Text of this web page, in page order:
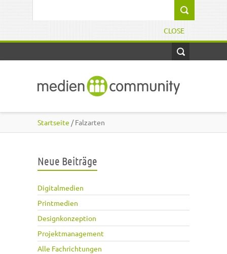
CLOSE
Startseite / Falzarten
Neue Beiträge
Digitalmedien
Printmedien
Designkonzeption
Projektmanagement
Alle Fachrichtungen